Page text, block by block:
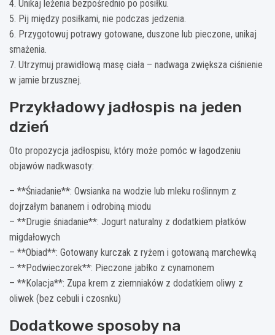
4. Unikaj leżenia bezpośrednio po posiłku.
5. Pij między posiłkami, nie podczas jedzenia.
6. Przygotowuj potrawy gotowane, duszone lub pieczone, unikaj
smażenia.
7. Utrzymuj prawidłową masę ciała – nadwaga zwiększa ciśnienie
w jamie brzusznej.
Przykładowy jadłospis na jeden
dzień
Oto propozycja jadłospisu, który może pomóc w łagodzeniu
objawów nadkwasoty:
– **Śniadanie**: Owsianka na wodzie lub mleku roślinnym z
dojrzałym bananem i odrobiną miodu
– **Drugie śniadanie**: Jogurt naturalny z dodatkiem płatków
migdałowych
– **Obiad**: Gotowany kurczak z ryżem i gotowaną marchewką
– **Podwieczorek**: Pieczone jabłko z cynamonem
– **Kolacja**: Zupa krem z ziemniaków z dodatkiem oliwy z
oliwek (bez cebuli i czosnku)
Dodatkowe sposoby na